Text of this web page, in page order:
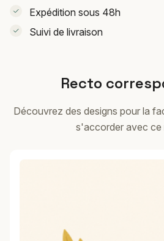
Expédition sous 48h
Suivi de livraison
Recto
Découvrez des designs pour la
s'accorder avec ce